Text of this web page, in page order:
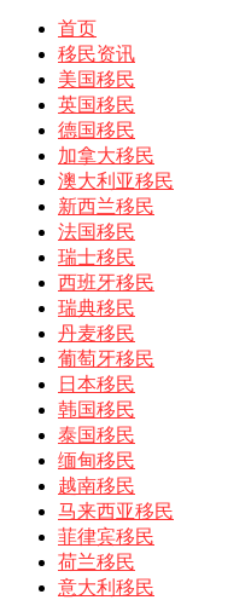
首页
移民资讯
美国移民
英国移民
德国移民
加拿大移民
澳大利亚移民
新西兰移民
法国移民
瑞士移民
西班牙移民
瑞典移民
丹麦移民
葡萄牙移民
日本移民
韩国移民
泰国移民
缅甸移民
越南移民
马来西亚移民
菲律宾移民
荷兰移民
意大利移民